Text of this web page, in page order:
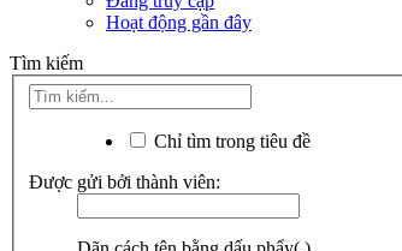
Hoạt động gần đây
Tìm kiếm
Chỉ tìm trong tiêu đề
Được gửi bởi thành viên: